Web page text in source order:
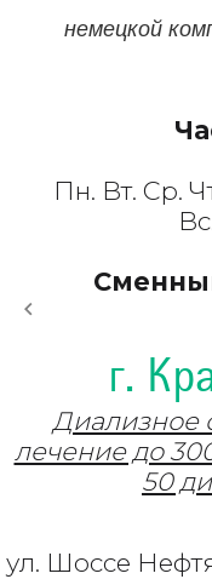
немецкой
Пн. Вт. Ср.
г.
Диализное
лечение до
50
ул. Шоссе